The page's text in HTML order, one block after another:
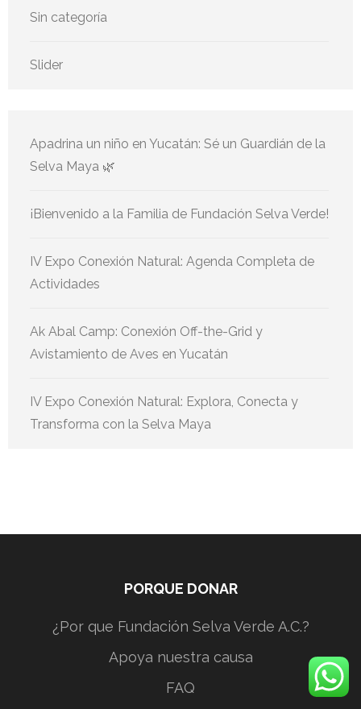
Sin categoría
Slider
Apadrina un niño en Yucatán: Sé un Guardián de la
Selva Maya 🌿
¡Bienvenido a la Familia de Fundación Selva Verde!
IV Expo Conexión Natural: Agenda Completa de
Actividades
Ak Abal Camp: Conexión Off-the-Grid y
Avistamiento de Aves en Yucatán
IV Expo Conexión Natural: Explora, Conecta y
Transforma con la Selva Maya
PORQUE DONAR
¿Por que Fundación Selva Verde A.C.?
Apoya nuestra causa
FAQ